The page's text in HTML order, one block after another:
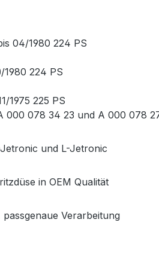
04/1980 224 PS
1980 224 PS
1975 225 PS
000 078 34 23 und A 000 078
und L-Jetronic
in OEM Qualität
Verarbeitung